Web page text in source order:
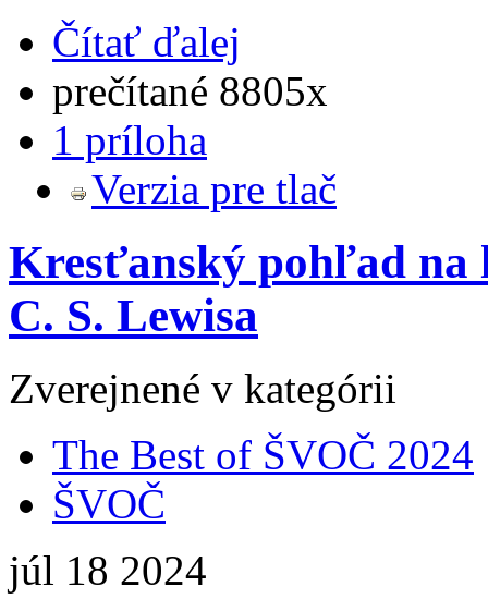
Čítať ďalej
prečítané 8805x
1 príloha
Verzia pre tlač
Kresťanský pohľad na
C. S. Lewisa
Zverejnené v kategórii
The Best of ŠVOČ 2024
ŠVOČ
júl 18 2024